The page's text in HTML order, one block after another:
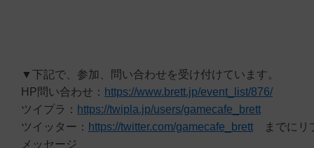
▼下記で、参加、問い合わせを受け付けています。
HP問い合わせ： https://www.brett.jp/event_list/876/
ツイプラ： https://twipla.jp/users/gamecafe_brett
ツイッター： https://twitter.com/gamecafe_brett までにリ
メッセージ